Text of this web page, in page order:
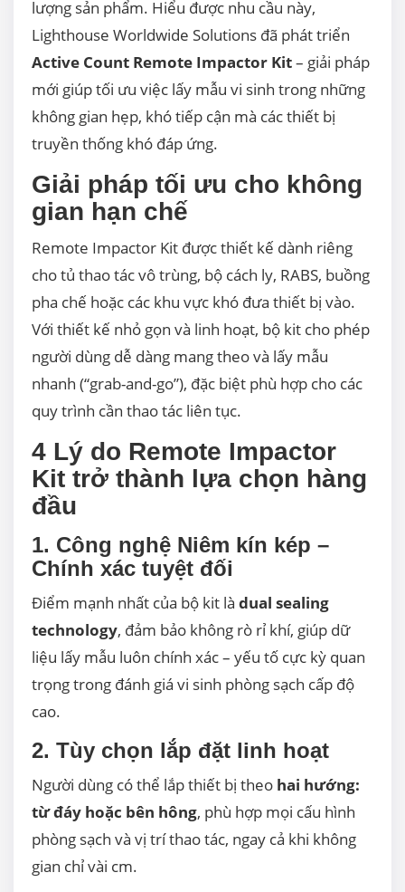
lượng sản phẩm. Hiểu được nhu cầu này,
Lighthouse Worldwide Solutions đã phát triển
Active Count Remote Impactor Kit– giải pháp
mới giúp tối ưu việc lấy mẫu vi sinh trong những
không gian hẹp, khó tiếp cận mà các thiết bị
truyền thống khó đáp ứng.
Giải pháp tối ưu cho không
gian hạn chế
Remote Impactor Kit được thiết kế dành riêng
cho tủ thao tác vô trùng, bộ cách ly, RABS, buồng
pha chế hoặc các khu vực khó đưa thiết bị vào.
Với thiết kế nhỏ gọn và linh hoạt, bộ kit cho phép
người dùng dễ dàng mang theo và lấy mẫu
nhanh (“grab-and-go”), đặc biệt phù hợp cho các
quy trình cần thao tác liên tục.
4 Lý do Remote Impactor
Kit trở thành lựa chọn hàng
đầu
1. Công nghệ Niêm kín kép –
Chính xác tuyệt đối
Điểm mạnh nhất của bộ kit là dual sealing
technology, đảm bảo không rò rỉ khí, giúp dữ
liệu lấy mẫu luôn chính xác – yếu tố cực kỳ quan
trọng trong đánh giá vi sinh phòng sạch cấp độ
cao.
2. Tùy chọn lắp đặt linh hoạt
Người dùng có thể lắp thiết bị theo hai hướng:
từ đáy hoặc bên hông, phù hợp mọi cấu hình
phòng sạch và vị trí thao tác, ngay cả khi không
gian chỉ vài cm.